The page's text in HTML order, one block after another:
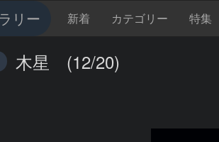
リー 新着 カテゴリー 特集
木星 (12/20)